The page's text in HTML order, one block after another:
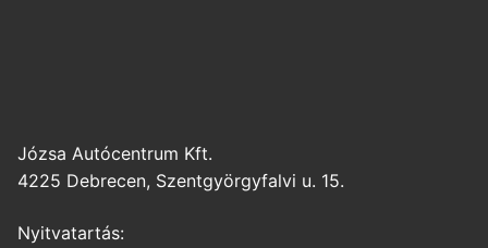
Józsa Autócentrum Kft.
4225 Debrecen, Szentgyörgyfalvi u. 15.
Nyitvatartás: